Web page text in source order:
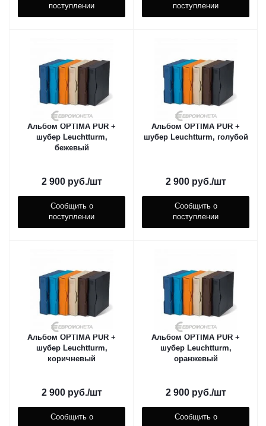
поступлении
поступлении
Альбом OPTIMA PUR +
шубер Leuchtturm,
бежевый
2 900руб./шт
Сообщить о
поступлении
Альбом OPTIMA PUR +
шубер Leuchtturm, голубой
2 900руб./шт
Сообщить о
поступлении
Альбом OPTIMA PUR +
шубер Leuchtturm,
коричневый
2 900руб./шт
Сообщить о
Альбом OPTIMA PUR +
шубер Leuchtturm,
оранжевый
2 900руб./шт
Сообщить о